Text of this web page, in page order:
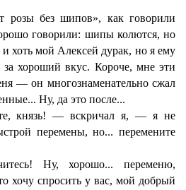
розы без шипов», как говорили
говорили: шипы колются, но
и хоть мой Алексей дурак, но я ему
хороший вкус. Короче, мне эти
— он многознаменательно сжал
Ну, да это после...
князь! — вскричал я, — я не
перемены, но... перемените
Ну, хорошо... переменю,
хочу спросить у вас, мой добрый